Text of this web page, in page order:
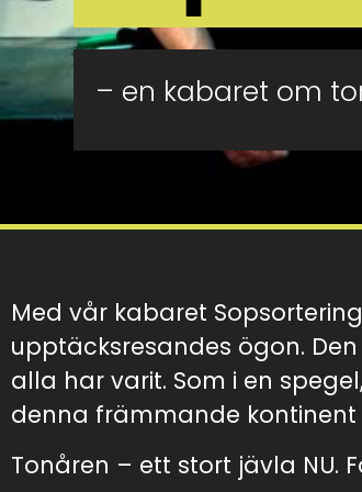
– en kabaret om
Med vår kabaret
upptäcksresandes ögon.
alla har varit. Som i en
denna främmande
Tonåren – ett stort jävla NU.